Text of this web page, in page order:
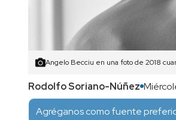
Angelo Becciu en una foto de 2018
Rodolfo Soriano-Núñez
Agréganos como fuente